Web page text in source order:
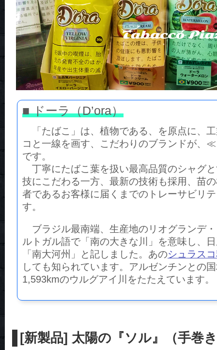
■ ドーラ（D’ora）
「たばこ」は、植物である、を原点に、
コと一線を画す、こだわりのブランドが、
です。
丁寧にたばこ葉を扱い最高品質のシャグ
技にこだわる一方、最新の技術も採用、苗
者であるお客様に届くまでのトレーサビリ
す。
ブラジル最南端、生産地のリオグランデ
ルトガル語で「南の大きな川」を意味し、
「南大河州」と記しました。あのシュラス
しても知られています。アルゼンチンとの
1,593kmのウルグアイ川をたたえています。
[新製品] 太陽の『ソル』（手巻